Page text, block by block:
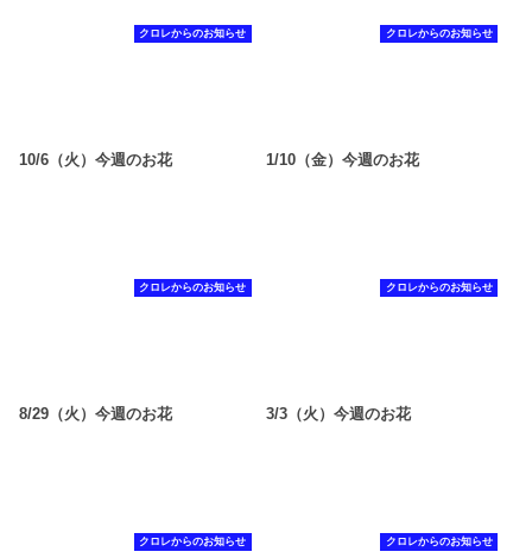
クロレからのお知らせ
10/6（火）今週のお花
クロレからのお知らせ
1/10（金）今週のお花
クロレからのお知らせ
8/29（火）今週のお花
クロレからのお知らせ
3/3（火）今週のお花
クロレからのお知らせ クロレからのお知らせ